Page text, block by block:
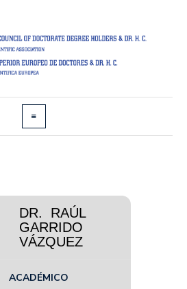
DR. RAÚL
GARRIDO
VÁZQUEZ
ACADÉMICO